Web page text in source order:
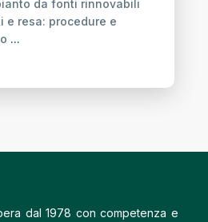
da fonti rinnovabili
e resa: procedure e
...
dal 1978 con competenza e